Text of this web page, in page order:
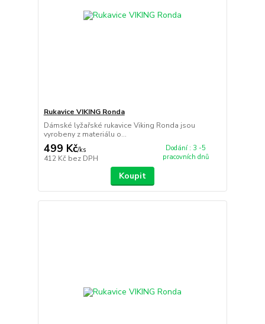
Rukavice VIKING Ronda
Dámské lyžařské rukavice Viking Ronda jsou
vyrobeny z materiálu o...
499 Kč/ks
412 Kč bez DPH
Dodání : 3 -5
pracovních dnů
Koupit